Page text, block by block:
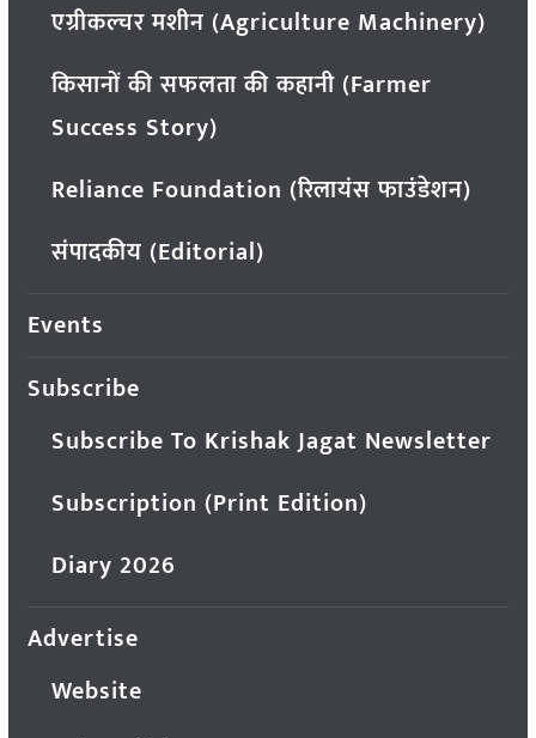
एग्रीकल्चर मशीन (Agriculture Machinery)
किसानों की सफलता की कहानी (Farmer
Success Story)
Reliance Foundation (रिलायंस फाउंडेशन)
संपादकीय (Editorial)
Events
Subscribe
Subscribe To Krishak Jagat Newsletter
Subscription (Print Edition)
Diary 2026
Advertise
Website